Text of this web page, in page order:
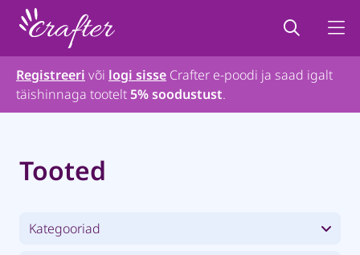
Registreeri või logi sisse Crafter e-poodi ja saad igalt
täishinnaga tootelt5% soodustust.
Tooted
Kategooriad